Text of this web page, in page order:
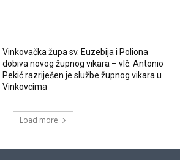
Vinkovačka župa sv. Euzebija i Poliona
dobiva novog župnog vikara – vlč. Antonio
Pekić razriješen je službe župnog vikara u
Vinkovcima
Load more